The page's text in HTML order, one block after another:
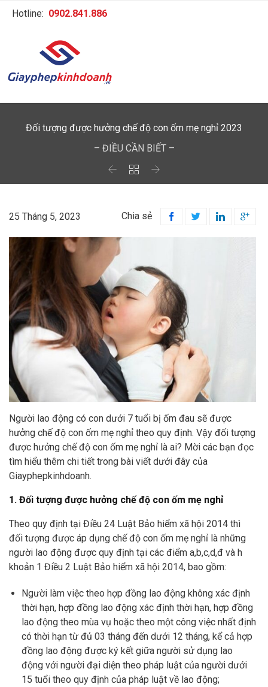
Hotline: 0902.841.886
Đối tượng được hưởng chế độ con ốm mẹ nghỉ 2023
– ĐIỀU CẦN BIẾT –
  
25 Tháng 5, 2023 Chia sẻ    
Người lao động có con dưới 7 tuổi bị ốm đau sẽ được
hưởng chế độ con ốm mẹ nghỉ theo quy định. Vậy đối tượng
được hưởng chế độ con ốm mẹ nghỉ là ai? Mời các bạn đọc
tìm hiểu thêm chi tiết trong bài viết dưới đây của
Giayphepkinhdoanh.
1. Đối tượng được hưởng chế độ con ốm mẹ nghỉ
Theo quy định tại Điều 24 Luật Bảo hiểm xã hội 2014 thì
đối tượng được áp dụng chế độ con ốm mẹ nghỉ là những
người lao động được quy định tại các điểm a,b,c,d,đ và h
khoản 1 Điều 2 Luật Bảo hiểm xã hội 2014, bao gồm:
Người làm việc theo hợp đồng lao động không xác định
thời hạn, hợp đồng lao động xác định thời hạn, hợp đồng
lao động theo mùa vụ hoặc theo một công việc nhất định
có thời hạn từ đủ 03 tháng đến dưới 12 tháng, kể cả hợp
đồng lao động được ký kết giữa người sử dụng lao
động với người đại diện theo pháp luật của người dưới
15 tuổi theo quy định của pháp luật về lao động;